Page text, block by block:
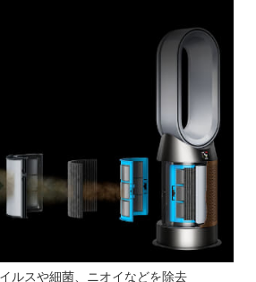
ルスや細菌、ニオイなどを除去